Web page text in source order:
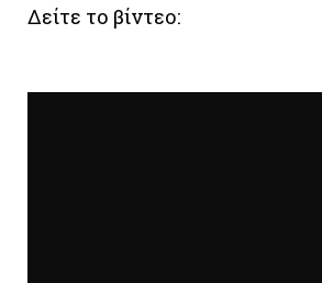
Δείτε το βίντεο: